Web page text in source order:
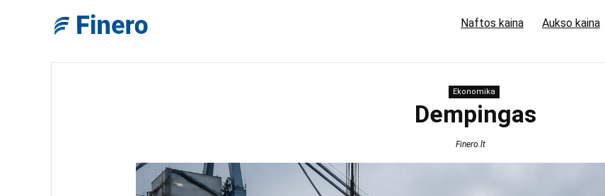
Naftos kaina Aukso kaina
Ekonomika
Dempingas
Finero.lt